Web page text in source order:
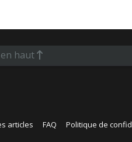
haut
articles FAQ Politique de